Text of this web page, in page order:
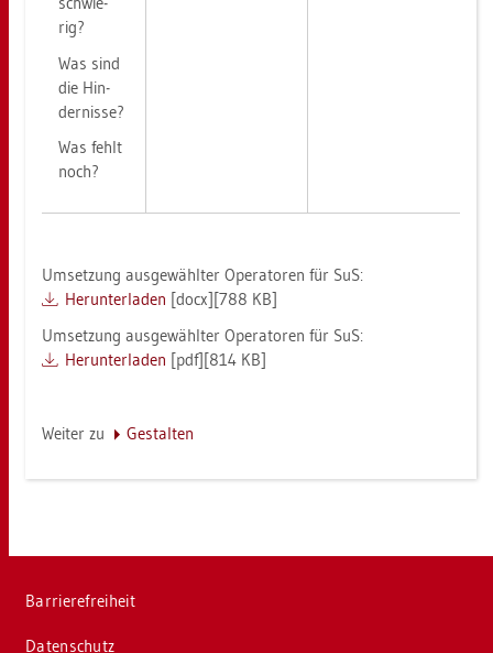
rig?
Was sind
die Hin­
der­nis­se?
Was fehlt
noch?
Um­set­zung aus­ge­wähl­ter Ope­ra­to­ren für SuS:
Her­un­ter­la­den [docx][788 KB]
Um­set­zung aus­ge­wähl­ter Ope­ra­to­ren für SuS:
Her­un­ter­la­den [pdf][814 KB]
Wei­ter zu Ge­stal­ten
Bar­rie­re­frei­heit
Da­ten­schutz